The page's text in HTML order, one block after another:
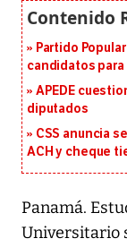
Partido
candidatos
APEDE
diputados
CSS anuncia
ACH y cheque
Panamá.
Universitario